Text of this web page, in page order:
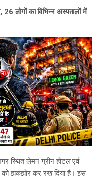
26 लोगों का विभिन्न अस्पतालों में
स्थित लेमन ग्रीन होटल एवं
को झकझोर कर रख दिया है। इस